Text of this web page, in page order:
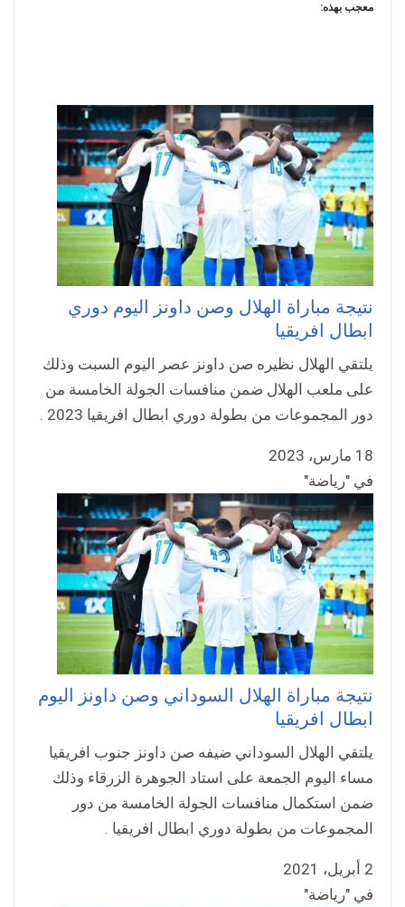
معجب بهذه:
نتيجة مباراة الهلال وصن داونز اليوم دوري
ابطال افريقيا
يلتقي الهلال نظيره صن داونز عصر اليوم السبت وذلك
على ملعب الهلال ضمن منافسات الجولة الخامسة من
دور المجموعات من بطولة دوري ابطال افريقيا 2023 .
18 مارس، 2023
في "رياضة"
نتيجة مباراة الهلال السوداني وصن داونز اليوم
ابطال افريقيا
يلتقي الهلال السوداني ضيفه صن داونز جنوب افريقيا
مساء اليوم الجمعة على استاد الجوهرة الزرقاء وذلك
ضمن استكمال منافسات الجولة الخامسة من دور
المجموعات من بطولة دوري ابطال افريقيا .
2 أبريل، 2021
في "رياضة"